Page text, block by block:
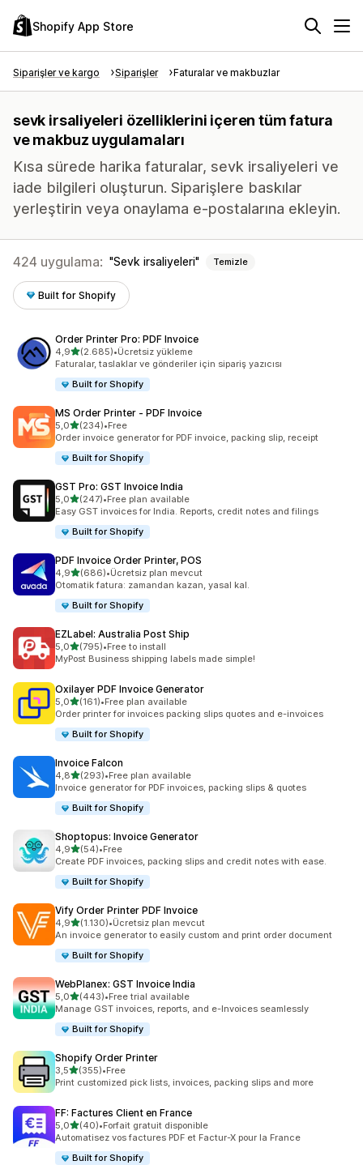
Shopify App Store
Siparişler ve kargo Siparişler Faturalar ve makbuzlar
sevk irsaliyeleri özelliklerini içeren tüm fatura
ve makbuz uygulamaları
Kısa sürede harika faturalar, sevk irsaliyeleri ve
iade bilgileri oluşturun. Siparişlere baskılar
yerleştirin veya onaylama e-postalarına ekleyin.
424 uygulama: Sevk irsaliyeleri Temizle
Built for Shopify
Order Printer Pro: PDF Invoice
4,95 yıldız üzerinden
(2.685)
toplam 2685 değerlendirme
•Ücretsiz yükleme
Faturalar, taslaklar ve gönderiler için sipariş yazıcısı
Built for Shopify
MS Order Printer ‑ PDF Invoice
5,05 yıldız üzerinden
(234)
toplam 234 değerlendirme
•Free
Order invoice generator for PDF invoice, packing slip, receipt
Built for Shopify
GST Pro: GST Invoice India
5,05 yıldız üzerinden
(247)
toplam 247 değerlendirme
•Free plan available
Easy GST invoices for India. Reports, credit notes and filings
Built for Shopify
PDF Invoice Order Printer, POS
4,95 yıldız üzerinden
(686)
toplam 686 değerlendirme
•Ücretsiz plan mevcut
Otomatik fatura: zamandan kazan, yasal kal.
Built for Shopify
EZLabel: Australia Post Ship
5,05 yıldız üzerinden
(795)
toplam 795 değerlendirme
•Free to install
MyPost Business shipping labels made simple!
Oxilayer PDF Invoice Generator
5,05 yıldız üzerinden
(161)
toplam 161 değerlendirme
•Free plan available
Order printer for invoices packing slips quotes and e-invoices
Built for Shopify
Invoice Falcon
4,85 yıldız üzerinden
(293)
toplam 293 değerlendirme
•Free plan available
Invoice generator for PDF invoices, packing slips & quotes
Built for Shopify
Shoptopus: Invoice Generator
4,95 yıldız üzerinden
(54)
toplam 54 değerlendirme
•Free
Create PDF invoices, packing slips and credit notes with ease.
Built for Shopify
Vify Order Printer PDF Invoice
4,95 yıldız üzerinden
(1.130)
toplam 1130 değerlendirme
•Ücretsiz plan mevcut
An invoice generator to easily custom and print order document
Built for Shopify
WebPlanex: GST Invoice India
5,05 yıldız üzerinden
(443)
toplam 443 değerlendirme
•Free trial available
Manage GST invoices, reports, and e-Invoices seamlessly
Built for Shopify
Shopify Order Printer
3,55 yıldız üzerinden
(355)
toplam 355 değerlendirme
•Free
Print customized pick lists, invoices, packing slips and more
FF: Factures Client en France
5,05 yıldız üzerinden
(40)
toplam 40 değerlendirme
•Forfait gratuit disponible
Automatisez vos factures PDF et Factur-X pour la France
Built for Shopify